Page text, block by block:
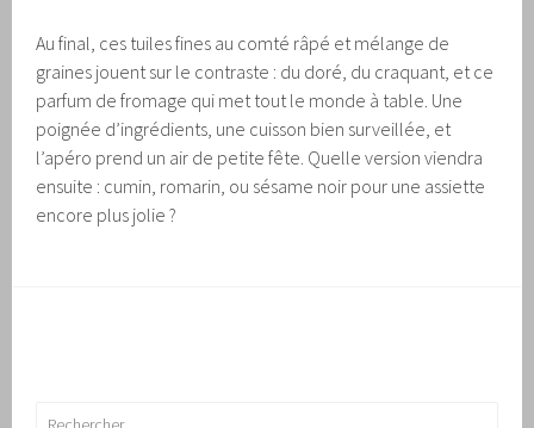
Au final, ces tuiles fines au comté râpé et mélange de
graines jouent sur le contraste : du doré, du craquant, et ce
parfum de fromage qui met tout le monde à table. Une
poignée d’ingrédients, une cuisson bien surveillée, et
l’apéro prend un air de petite fête. Quelle version viendra
ensuite : cumin, romarin, ou sésame noir pour une assiette
encore plus jolie ?
Rechercher :